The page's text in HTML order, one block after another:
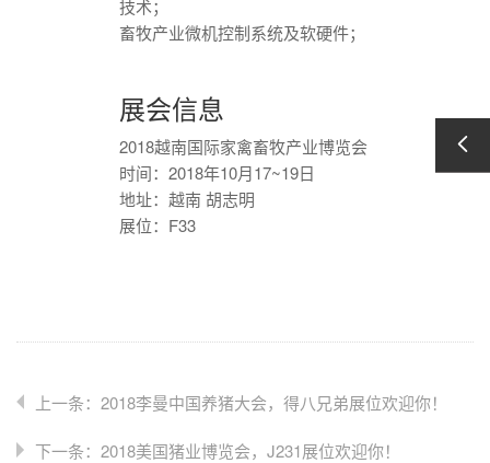
技术；
畜牧产业微机控制系统及软硬件；
展会信息
2018越南国际家禽畜牧产业博览会
时间：2018年10月17~19日
地址：越南 胡志明
展位：F33
上一条：2018李曼中国养猪大会，得八兄弟展位欢迎你！
下一条：2018美国猪业博览会，J231展位欢迎你！